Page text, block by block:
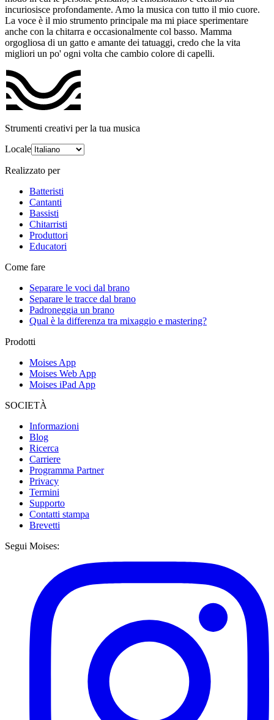
incuriosisce profondamente. Amo la musica con tutto il mio cuore.
La voce è il mio strumento principale ma mi piace sperimentare
anche con la chitarra e occasionalmente col basso. Mamma
orgogliosa di un gatto e amante dei tatuaggi, credo che la vita
migliori un po' ogni volta che cambio colore di capelli.
Strumenti creativi per la tua musica
Locale
Realizzato per
Batteristi
Cantanti
Bassisti
Chitarristi
Produttori
Educatori
Come fare
Separare le voci dal brano
Separare le tracce dal brano
Padroneggia un brano
Qual è la differenza tra mixaggio e mastering?
Prodotti
Moises App
Moises Web App
Moises iPad App
SOCIETÀ
Informazioni
Blog
Ricerca
Carriere
Programma Partner
Privacy
Termini
Supporto
Contatti stampa
Brevetti
Segui Moises: